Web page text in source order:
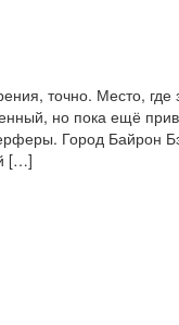
точно. Место,
но пока ещё
Город Байрон
[…]